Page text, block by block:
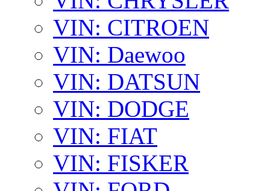
VIN: CITROEN
VIN: Daewoo
VIN: DATSUN
VIN: DODGE
VIN: FIAT
VIN: FISKER